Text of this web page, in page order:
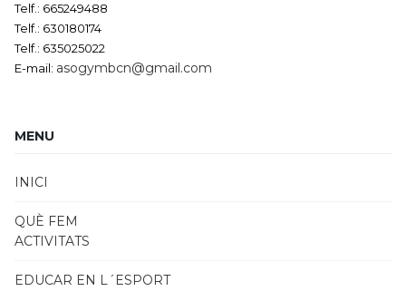
Telf.: 665249488
Telf.: 630180174
Telf.: 635025022
E-mail: asogymbcn@gmail.com
MENU
INICI
QUÈ FEM
ACTIVITATS
EDUCAR EN L´ESPORT